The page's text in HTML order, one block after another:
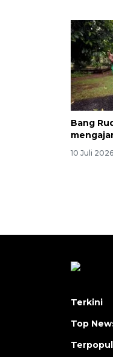
Bang
10 Juli 2026
Terkini
Top